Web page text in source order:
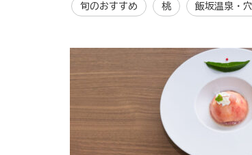
旬のおすすめ 桃 飯坂温泉・